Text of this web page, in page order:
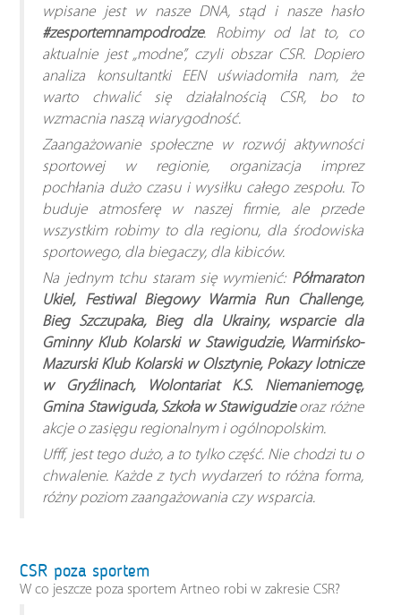
wpisane jest w nasze DNA, stąd i nasze hasło
#zesportemnampodrodze. Robimy od lat to, co
aktualnie jest „modne”, czyli obszar CSR. Dopiero
analiza konsultantki EEN uświadomiła nam, że
warto chwalić się działalnością CSR, bo to
wzmacnia naszą wiarygodność.
Zaangażowanie społeczne w rozwój aktywności
sportowej w regionie, organizacja imprez
pochłania dużo czasu i wysiłku całego zespołu. To
buduje atmosferę w naszej firmie, ale przede
wszystkim robimy to dla regionu, dla środowiska
sportowego, dla biegaczy, dla kibiców.
Na jednym tchu staram się wymienić: Półmaraton
Ukiel, Festiwal Biegowy Warmia Run Challenge,
Bieg Szczupaka, Bieg dla Ukrainy, wsparcie dla
Gminny Klub Kolarski w Stawigudzie, Warmińsko-
Mazurski Klub Kolarski w Olsztynie, Pokazy lotnicze
w Gryźlinach, Wolontariat K.S. Niemaniemogę,
Gmina Stawiguda, Szkoła w Stawigudzieoraz różne
akcje o zasięgu regionalnym i ogólnopolskim.
Ufff, jest tego dużo, a to tylko część. Nie chodzi tu o
chwalenie. Każde z tych wydarzeń to różna forma,
różny poziom zaangażowania czy wsparcia.
CSR poza sportem
W co jeszcze poza sportem Artneo robi w zakresie CSR?